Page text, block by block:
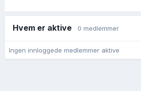
Hvem er aktive 0 medlemmer
Ingen innloggede medlemmer aktive